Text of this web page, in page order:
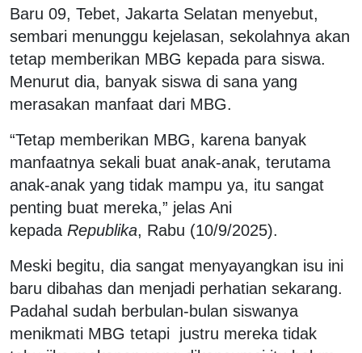
Baru 09, Tebet, Jakarta Selatan menyebut,
sembari menunggu kejelasan, sekolahnya akan
tetap memberikan MBG kepada para siswa.
Menurut dia, banyak siswa di sana yang
merasakan manfaat dari MBG.
“Tetap memberikan MBG, karena banyak
manfaatnya sekali buat anak-anak, terutama
anak-anak yang tidak mampu ya, itu sangat
penting buat mereka,” jelas Ani
kepada Republika, Rabu (10/9/2025).
Meski begitu, dia sangat menyayangkan isu ini
baru dibahas dan menjadi perhatian sekarang.
Padahal sudah berbulan-bulan siswanya
menikmati MBG tetapi justru mereka tidak